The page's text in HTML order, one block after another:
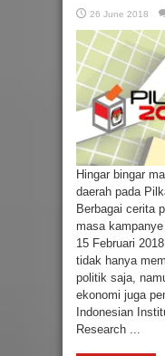
26 June 2018
Hingar bingar
daerah pada
Berbagai cerita
masa
15 Februari
tidak hanya
politik saja,
ekonomi juga
Indonesian
Research ...